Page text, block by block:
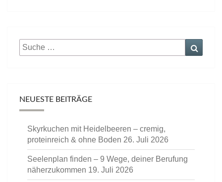
Suche
nach:
NEUESTE BEITRÄGE
Skyrkuchen mit Heidelbeeren – cremig,
proteinreich & ohne Boden 26. Juli 2026
Seelenplan finden – 9 Wege, deiner Berufung
näherzukommen 19. Juli 2026